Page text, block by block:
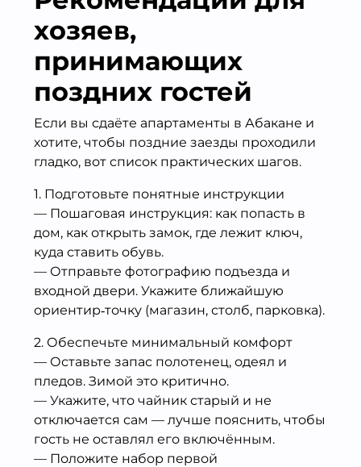
хозяев,
принимающих
поздних гостей
Если вы сдаёте апартаменты в Абакане и
хотите, чтобы поздние заезды проходили
гладко, вот список практических шагов.
1. Подготовьте понятные инструкции
— Пошаговая инструкция: как попасть в
дом, как открыть замок, где лежит ключ,
куда ставить обувь.
— Отправьте фотографию подъезда и
входной двери. Укажите ближайшую
ориентир‑точку (магазин, столб, парковка).
2. Обеспечьте минимальный комфорт
— Оставьте запас полотенец, одеял и
пледов. Зимой это критично.
— Укажите, что чайник старый и не
отключается сам — лучше пояснить, чтобы
гость не оставлял его включённым.
— Положите набор первой